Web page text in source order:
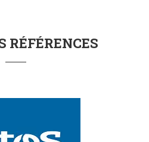
RÉFÉRENCES